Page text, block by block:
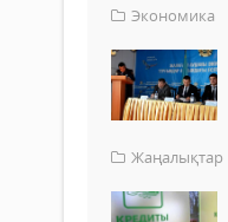
Экономика
Жаңалықтар